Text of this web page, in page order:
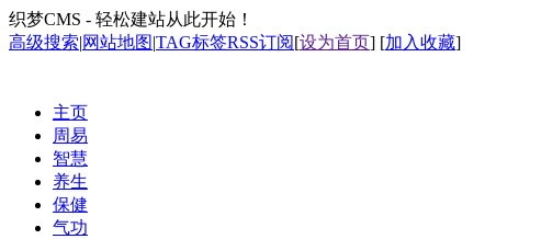
织梦CMS - 轻松建站从此开始！
高级搜索|网站地图|TAG标签RSS订阅[设为首页] [加入收藏]
主页
周易
智慧
养生
保健
气功